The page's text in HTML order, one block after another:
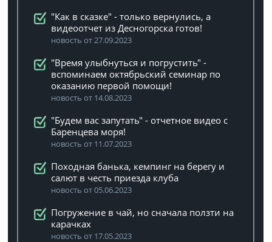
"Как в сказке" - только вернулись, а
видеоотчет из Десногорска готов!
новость от 27.09.2023
"Время улыбнуться и погрустить" -
вспоминаем октябрьский семинар по
оказанию первой помощи!
новость от 14.08.2023
"Будем вас запутать" - отчетное видео с
Баренцева моря!
новость от 11.07.2023
Походная банька, кемпинг на берегу и
салют в честь приезда клуба
новость от 05.06.2023
Погружение в чай, но сначала ползти на
карачках
новость от 17.05.2023